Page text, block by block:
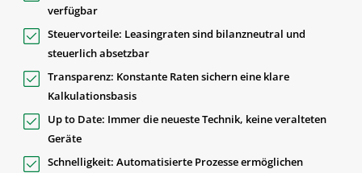
verfügbar
Steuervorteile: Leasingraten sind bilanzneutral und
steuerlich absetzbar
Transparenz: Konstante Raten sichern eine klare
Kalkulationsbasis
Up to Date: Immer die neueste Technik, keine veralteten
Geräte
Schnelligkeit: Automatisierte Prozesse ermöglichen